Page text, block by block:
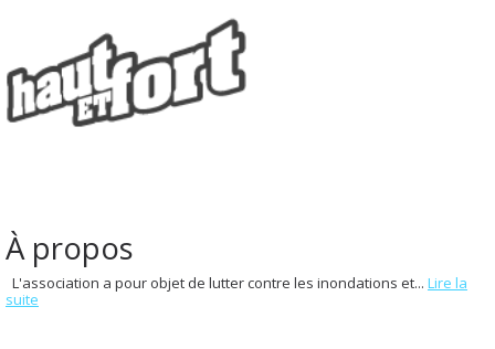
À propos
L'association a pour objet de lutter contre les inondations et... Lire la
suite